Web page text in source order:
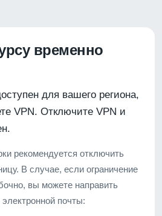
временно
для вашего региона,
VPN. Отключите VPN и
рекомендуется отключить
В случае, если ограничение
вы можете направить
почты: